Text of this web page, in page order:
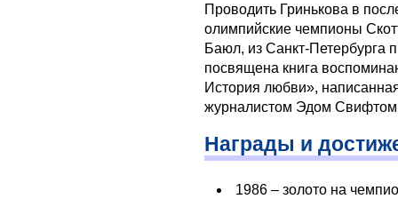
Проводить Гринькова в
олимпийские чемпионы
Баюл, из Санкт-Петербурга
посвящена книга
История любви»,
журналистом Эдом
Награды и
1986 – золото на